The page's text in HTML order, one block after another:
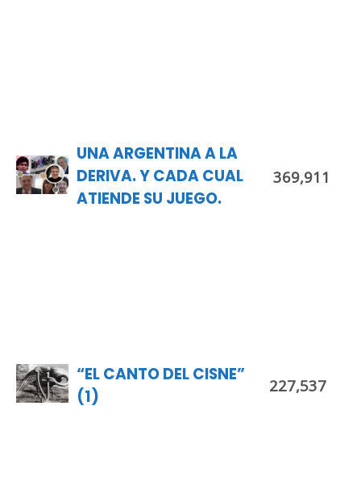
UNA ARGENTINA A LA
DERIVA. Y CADA CUAL
ATIENDE SU JUEGO.
369,911
“EL CANTO DEL CISNE”
(1)
227,537